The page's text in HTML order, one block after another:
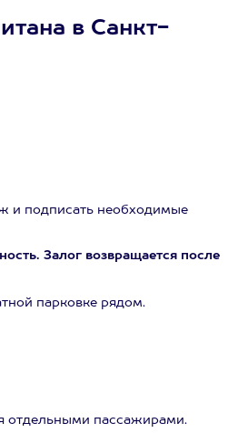
в Санкт-
и подписать необходимые
Залог возвращается после
парковке рядом.
отдельными пассажирами.